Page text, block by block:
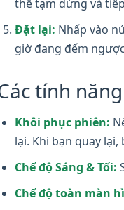
thể tạm dừng và
Đặt lại: Nhấp vào
giờ đang đếm
tính
Khôi phục phiên:
lại. Khi bạn quay
Chế độ Sáng & Tối:
Chế độ toàn màn